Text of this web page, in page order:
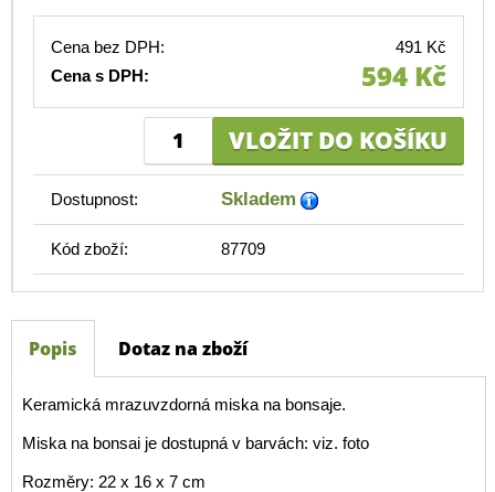
Cena bez DPH:
491 Kč
Cena s DPH:
594 Kč
Dostupnost: Skladem
Kód zboží: 87709
Popis Dotaz na zboží
Keramická mrazuvzdorná miska na bonsaje.
Miska na bonsai je dostupná v barvách: viz. foto
Rozměry: 22 x 16 x 7 cm